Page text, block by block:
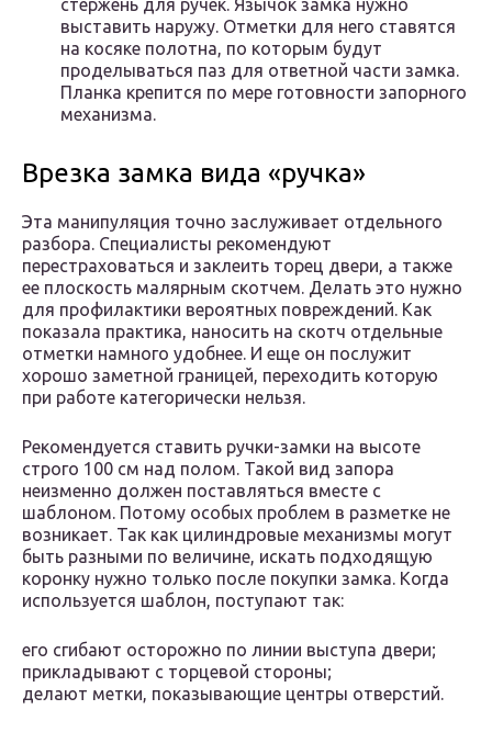
стержень для ручек. Язычок замка нужно
выставить наружу. Отметки для него ставятся
на косяке полотна, по которым будут
проделываться паз для ответной части замка.
Планка крепится по мере готовности запорного
механизма.
Врезка замка вида «ручка»
Эта манипуляция точно заслуживает отдельного
разбора. Специалисты рекомендуют
перестраховаться и заклеить торец двери, а также
ее плоскость малярным скотчем. Делать это нужно
для профилактики вероятных повреждений. Как
показала практика, наносить на скотч отдельные
отметки намного удобнее. И еще он послужит
хорошо заметной границей, переходить которую
при работе категорически нельзя.
Рекомендуется ставить ручки-замки на высоте
строго 100 см над полом. Такой вид запора
неизменно должен поставляться вместе с
шаблоном. Потому особых проблем в разметке не
возникает. Так как цилиндровые механизмы могут
быть разными по величине, искать подходящую
коронку нужно только после покупки замка. Когда
используется шаблон, поступают так:
его сгибают осторожно по линии выступа двери;
прикладывают с торцевой стороны;
делают метки, показывающие центры отверстий.